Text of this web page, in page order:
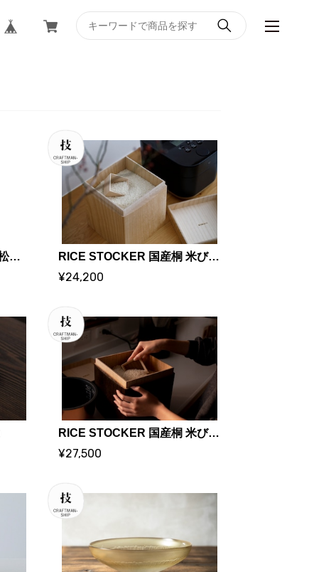
魚問屋のギフトセット ｜ 松本魚問屋 RICE STOCKER 国産桐 米びつ ライスストッカー【5kg 蜜蝋】 | KIRIFT 美術木箱うらた | KIRIFT Artwork wooden box Urata
¥24,200
RICE STOCKER 国産桐 米びつ ライスストッカー【5kg 焼桐】 | KIRIFT 美術木箱うらた | KIRIFT Artwork wooden box Urata
¥27,500